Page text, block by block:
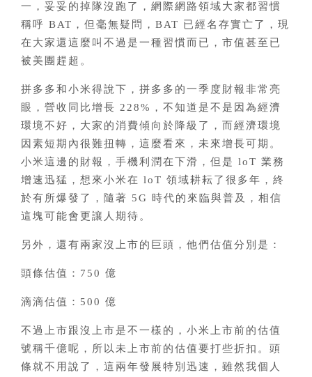
一，妥妥的掉隊沒跑了，網際網路領域大家都習慣
稱呼 BAT，但毫無疑問，BAT 已經名存實亡了，現
在大家還這麼叫不過是一種習慣而已，市值甚至已
被美團趕超。
拼多多和小米得說下，拼多多的一季度財報非常亮
眼，營收同比增長 228%，不知道是不是因為經濟
環境不好，大家的消費傾向於降級了，而經濟環境
因素短期內很難扭轉，這麼看來，未來增長可期。
小米這邊的財報，手機利潤在下滑，但是 loT 業務
增速迅猛，想來小米在 loT 領域耕耘了很多年，終
於有所爆發了，隨著 5G 時代的來臨與普及，相信
這塊可能會更讓人期待。
另外，還有兩家沒上市的巨頭，他們估值分別是：
頭條估值：750 億
滴滴估值：500 億
不過上市跟沒上市是不一樣的，小米上市前的估值
號稱千億呢，所以未上市前的估值要打些折扣。頭
條就不用說了，這兩年發展特別迅速，雖然我個人